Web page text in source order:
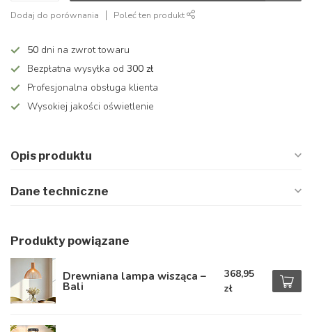
Dodaj do porównania Poleć ten produkt
50 dni na zwrot towaru
Bezpłatna wysyłka od 300 zł
Profesjonalna obsługa klienta
Wysokiej jakości oświetlenie
Opis produktu
Dane techniczne
Produkty powiązane
Drewniana lampa wisząca –
Bali
368,95
zł